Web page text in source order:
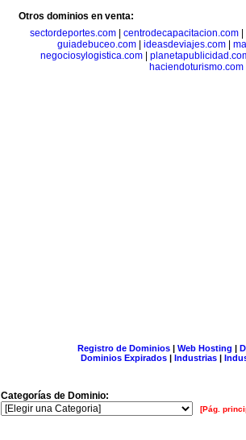
Otros dominios en venta:
sectordeportes.com| centrodecapacitacion.com|
guiadebuceo.com
ideasdeviajes.com
negociosylogistica.com|
haciendoturismo.com
Registro de Dominios| Web Hosting |
Dominios Expirados | Industrias |
Categorías de Dominio:
[Pág.